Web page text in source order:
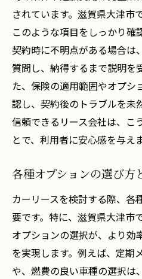
されています。滋賀県大津市
このような項目をしっかり確
契約時に不明点がある場合は
質問し、納得するまで説明を
た、保険の適用範囲やオプシ
認し、契約後のトラブルを未
信頼できるリース会社は、こ
とで、利用者に安心感を与えま
各種オプションの選び方
カーリースを検討する際、各
要です。特に、滋賀県大津市
オプションの選択が、より効
を実現します。例えば、定期
や、燃費の良い車種の選択は